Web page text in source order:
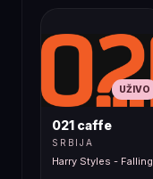
UŽIVO
021 caffe
SRBIJA
Harry Styles - Falling